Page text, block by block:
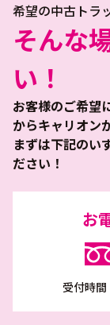
希望の中古トラ
そんな
い！
お客様のご希望
からキャリオン
まずは下記のい
ださい！
お
受付時